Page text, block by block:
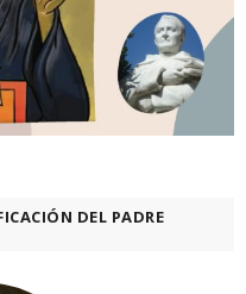
DEL PADRE